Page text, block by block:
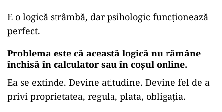
E o logică strâmbă, dar psihologic funcționează
perfect.
Problema este că această logică nu rămâne
închisă în calculator sau în coșul online.
Ea se extinde. Devine atitudine. Devine fel de a
privi proprietatea, regula, plata, obligația.